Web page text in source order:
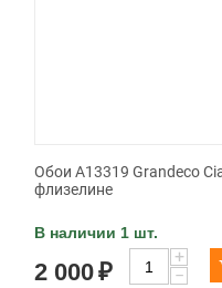
Обои A13319 Grandeco
флизелине
В наличии 1 шт.
2 000₽
+
−